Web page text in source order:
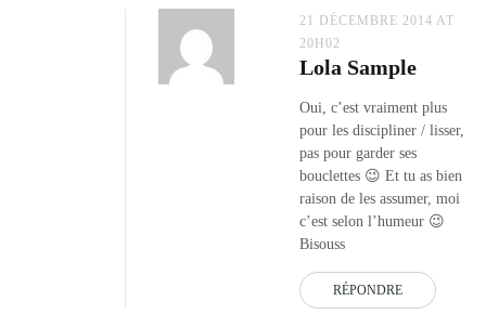
21 DÉCEMBRE 2014 AT
20H02
Lola Sample
Oui, c’est vraiment plus
pour les discipliner / lisser,
pas pour garder ses
bouclettes 😉 Et tu as bien
raison de les assumer, moi
c’est selon l’humeur 😉
Bisouss
RÉPONDRE